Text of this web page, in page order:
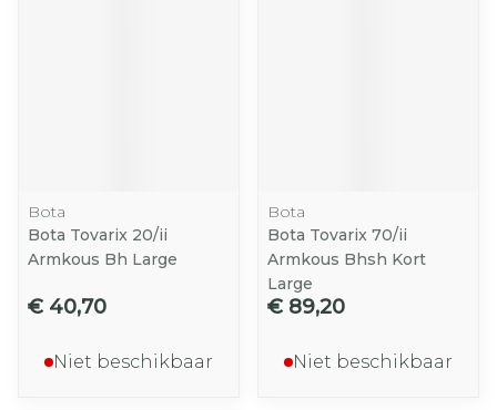
Bota
Bota Tovarix 20/ii
Armkous Bh Large
€ 40,70
Niet beschikbaar
Bota
Bota Tovarix 70/ii
Armkous Bhsh Kort
Large
€ 89,20
Niet beschikbaar